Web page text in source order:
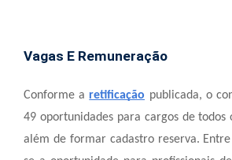
Vagas E Remuneração
Conforme aretificação publicada, o
49 oportunidades para cargos de todos
além de formar cadastro reserva. Entre